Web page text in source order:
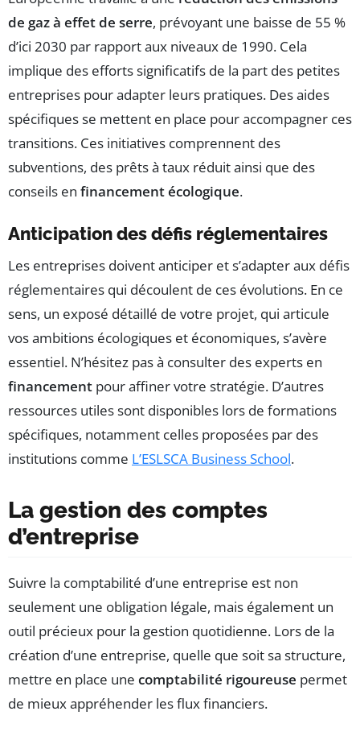
de gaz à effet de serre, prévoyant une baisse de 55 %
d’ici 2030 par rapport aux niveaux de 1990. Cela
implique des efforts significatifs de la part des petites
entreprises pour adapter leurs pratiques. Des aides
spécifiques se mettent en place pour accompagner ces
transitions. Ces initiatives comprennent des
subventions, des prêts à taux réduit ainsi que des
conseils en financement écologique.
Anticipation des défis réglementaires
Les entreprises doivent anticiper et s’adapter aux défis
réglementaires qui découlent de ces évolutions. En ce
sens, un exposé détaillé de votre projet, qui articule
vos ambitions écologiques et économiques, s’avère
essentiel. N’hésitez pas à consulter des experts en
financement pour affiner votre stratégie. D’autres
ressources utiles sont disponibles lors de formations
spécifiques, notamment celles proposées par des
institutions comme L’ESLSCA Business School.
La gestion des comptes
d’entreprise
Suivre la comptabilité d’une entreprise est non
seulement une obligation légale, mais également un
outil précieux pour la gestion quotidienne. Lors de la
création d’une entreprise, quelle que soit sa structure,
mettre en place une comptabilité rigoureuse permet
de mieux appréhender les flux financiers.